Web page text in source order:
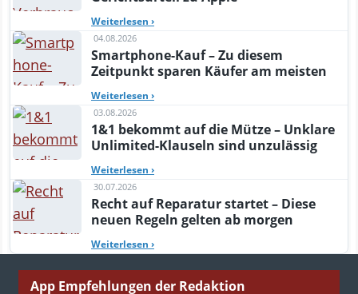
Weiterlesen ›
04.08.2026
Smartphone-Kauf – Zu diesem
Zeitpunkt sparen Käufer am meisten
Weiterlesen ›
03.08.2026
1&1 bekommt auf die Mütze – Unklare
Unlimited-Klauseln sind unzulässig
Weiterlesen ›
30.07.2026
Recht auf Reparatur startet – Diese
neuen Regeln gelten ab morgen
Weiterlesen ›
App Empfehlungen der Redaktion